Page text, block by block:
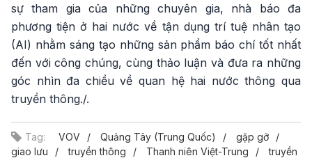
sự tham gia của những chuyên gia, nhà báo đa
phương tiện ở hai nước về tận dụng trí tuệ nhân tạo
(AI) nhằm sáng tạo những sản phẩm báo chí tốt nhất
đến với công chúng, cùng thảo luận và đưa ra những
góc nhìn đa chiều về quan hệ hai nước thông qua
truyền thông./.
Tag: VOV Quảng Tây (Trung Quốc)
gặp gỡ
giao lưu
truyền thông Thanh niên Việt-Trung
truyền